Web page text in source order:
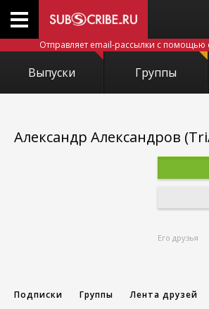
Отправляет email-рассылки с помощью
Выпуски Группы
Александр Александров
Его друзья
Подписки Группы Лента друзей